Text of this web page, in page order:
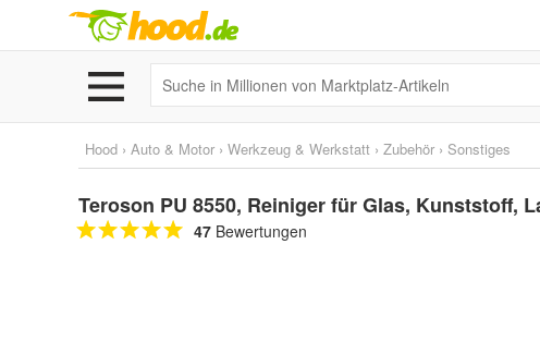
Hood › Auto & Motor › Werkzeug & Werkstatt › Zubehör › Sonstiges
Teroson PU 8550, Reiniger für Glas, Kunststoff,
47 Bewertungen